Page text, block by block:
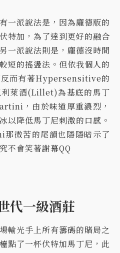
一派說法是，因為龐德版的
特加，為了達到更好的融合
一派說法則是，龐德沒時間
短的搖盪法。但依我個人的
反而有著Hypersensitive的
利萊酒(Lillet)為基底的馬丁
，由於味道厚重濃烈，
以降低馬丁尼刺激的口感。
微苦的尾韻也隱隱暗示了
不會笑著謝幕QQ
代一級酒莊
輸光手上所有籌碼的賭局之
點了一杯伏特加馬丁尼，此